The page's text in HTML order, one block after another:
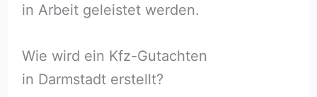
in Arbeit geleistet werden.
Wie wird ein Kfz-Gutachten
in Darmstadt erstellt?